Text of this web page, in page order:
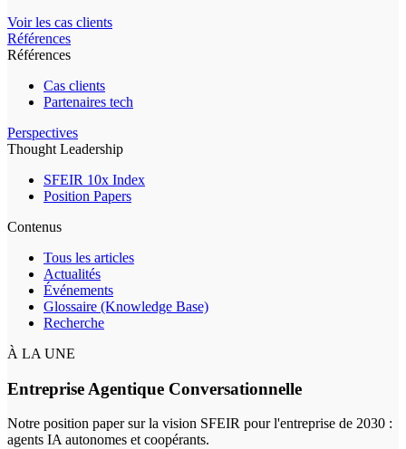
Voir les cas clients
Références
Références
Cas clients
Partenaires tech
Perspectives
Thought Leadership
SFEIR 10x Index
Position Papers
Contenus
Tous les articles
Actualités
Événements
Glossaire (Knowledge Base)
Recherche
À LA UNE
Entreprise Agentique Conversationnelle
Notre position paper sur la vision SFEIR pour l'entreprise de 2030 :
agents IA autonomes et coopérants.